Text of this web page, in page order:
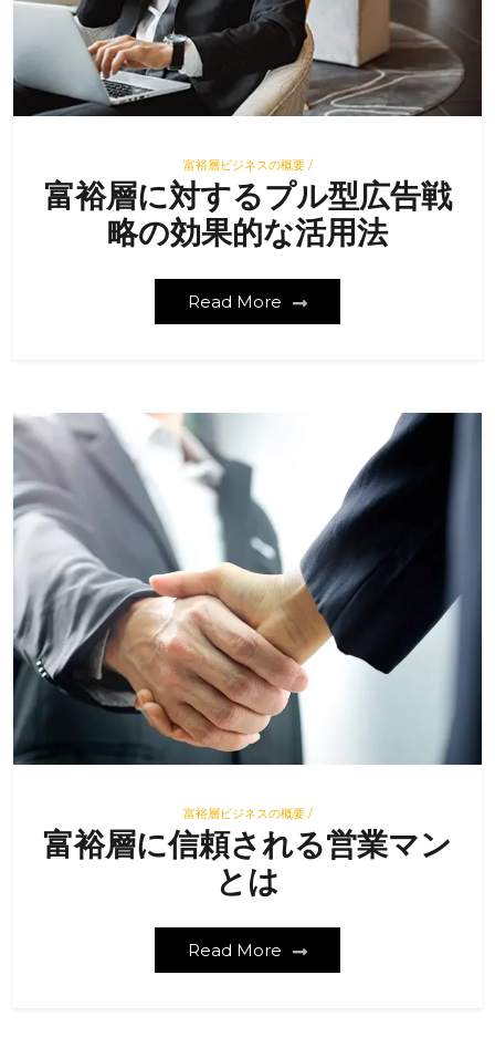
富裕層ビジネスの概要 /
富裕層に対するプル型広告戦
略の効果的な活用法
Read More
富裕層ビジネスの概要 /
富裕層に信頼される営業マン
とは
Read More